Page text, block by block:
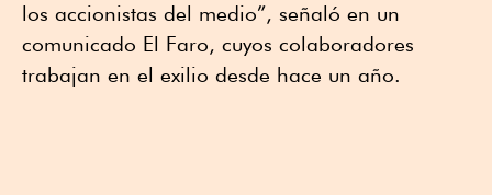
los accionistas del medio”, señaló en un
comunicado El Faro, cuyos colaboradores
trabajan en el exilio desde hace un año.